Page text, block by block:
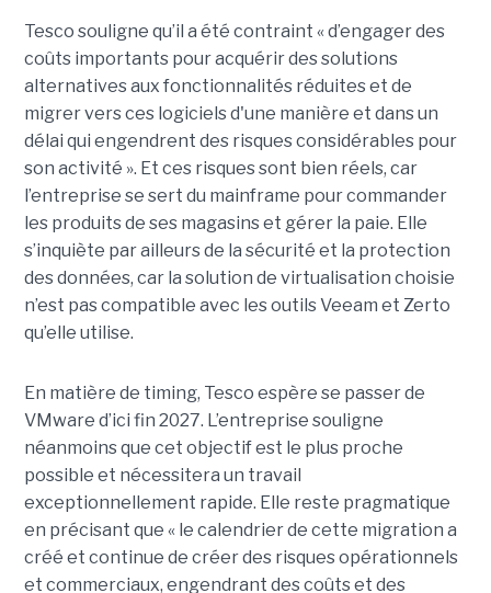
Tesco souligne qu’il a été contraint « d’engager des
coûts importants pour acquérir des solutions
alternatives aux fonctionnalités réduites et de
migrer vers ces logiciels d'une manière et dans un
délai qui engendrent des risques considérables pour
son activité ». Et ces risques sont bien réels, car
l’entreprise se sert du mainframe pour commander
les produits de ses magasins et gérer la paie. Elle
s’inquiète par ailleurs de la sécurité et la protection
des données, car la solution de virtualisation choisie
n’est pas compatible avec les outils Veeam et Zerto
qu’elle utilise.
En matière de timing, Tesco espère se passer de
VMware d’ici fin 2027. L’entreprise souligne
néanmoins que cet objectif est le plus proche
possible et nécessitera un travail
exceptionnellement rapide. Elle reste pragmatique
en précisant que « le calendrier de cette migration a
créé et continue de créer des risques opérationnels
et commerciaux, engendrant des coûts et des